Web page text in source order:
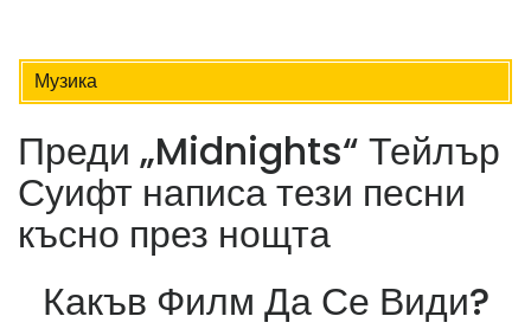
Музика
Преди „Midnights“ Тейлър
Суифт написа тези песни
късно през нощта
Какъв Филм Да Се Види?